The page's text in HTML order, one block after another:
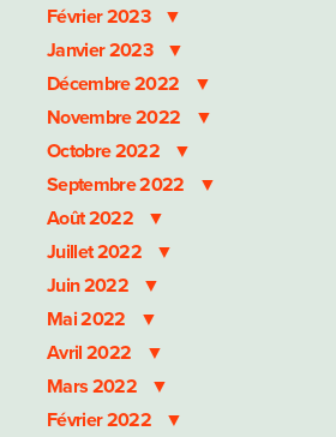
Février 2023
Janvier 2023
Décembre 2022
Novembre 2022
Octobre 2022
Septembre 2022
Août 2022
Juillet 2022
Juin 2022
Mai 2022
Avril 2022
Mars 2022
Février 2022